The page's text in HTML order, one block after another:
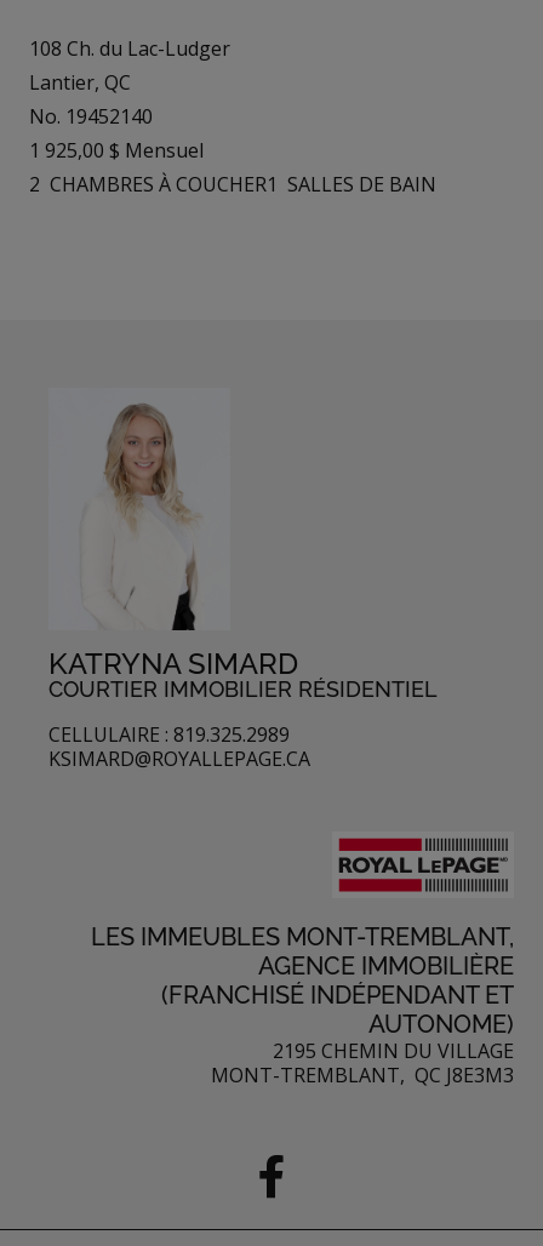
108 Ch. du Lac-Ludger
Lantier, QC
No. 19452140
1 925,00 $ Mensuel
2 CHAMBRES À COUCHER1 SALLES DE BAIN
KATRYNA SIMARD
COURTIER IMMOBILIER RÉSIDENTIEL
CELLULAIRE : 819.325.2989
KSIMARD@ROYALLEPAGE.CA
LES IMMEUBLES MONT-TREMBLANT,
AGENCE IMMOBILIÈRE
(FRANCHISÉ INDÉPENDANT ET
AUTONOME)
2195 CHEMIN DU VILLAGE
MONT-TREMBLANT, QC J8E3M3